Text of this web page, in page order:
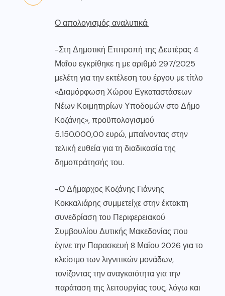
Ο απολογισμός αναλυτικά:
-Στη Δημοτική Επιτροπή της Δευτέρας 4
Μαΐου εγκρίθηκε η με αριθμό 297/2025
μελέτη για την εκτέλεση του έργου με τίτλο
«Διαμόρφωση Χώρου Εγκαταστάσεων
Νέων Κοιμητηρίων Υποδομών στο Δήμο
Κοζάνης», προϋπολογισμού
5.150.000,00 ευρώ, μπαίνοντας στην
τελική ευθεία για τη διαδικασία της
δημοπράτησής του.
-Ο Δήμαρχος Κοζάνης Γιάννης
Κοκκαλιάρης συμμετείχε στην έκτακτη
συνεδρίαση του Περιφερειακού
Συμβουλίου Δυτικής Μακεδονίας που
έγινε την Παρασκευή 8 Μαΐου 2026 για το
κλείσιμο των λιγνιτικών μονάδων,
τονίζοντας την αναγκαιότητα για την
παράταση της λειτουργίας τους, λόγω και